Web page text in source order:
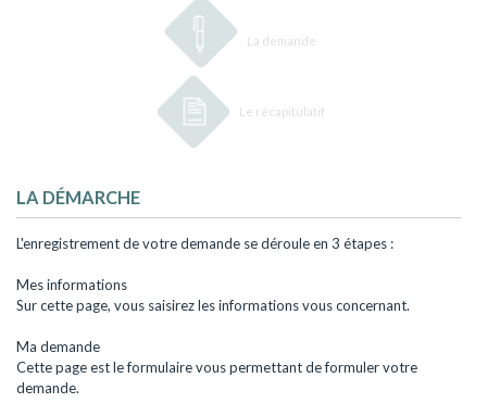
3 La demande
4 Le récapitulatif
LA DÉMARCHE
L'enregistrement de votre demande se déroule en 3 étapes :
Mes informations
Sur cette page, vous saisirez les informations vous concernant.
Ma demande
Cette page est le formulaire vous permettant de formuler votre
demande.